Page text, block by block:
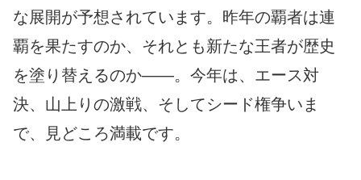
な展開が予想されています。昨年の覇者は連
覇を果たすのか、それとも新たな王者が歴史
を塗り替えるのか――。今年は、エース対
決、山上りの激戦、そしてシード権争いま
で、見どころ満載です。